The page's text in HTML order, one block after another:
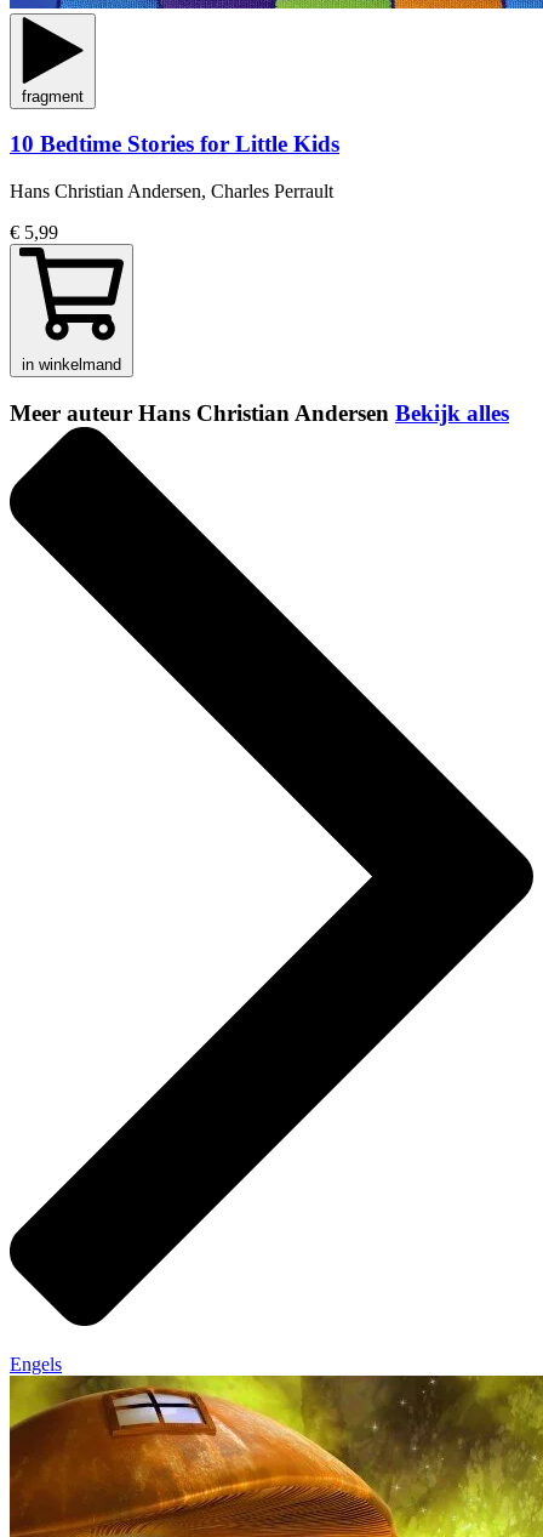
fragment
10 Bedtime Stories for Little Kids
Hans Christian Andersen, Charles Perrault
€ 5,99
in winkelmand
Meer auteur Hans Christian Andersen Bekijk alles
Engels